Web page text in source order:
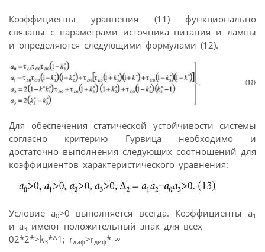
Коэффициенты уравнения (11) функционально
связаны с параметрами источника питания и лампы
и определяются следующими формулами (12).
Для обеспечения статической устойчивости системы
согласно критерию Гурвица необходимо и
достаточно выполнения следующих соотношений для
коэффициентов характеристического уравнения:
Условие a0>0 выполняется всегда. Коэффициенты a1
и a3 имеют положительный знак для всех
02*2*>k3*^1; rдиф>rдиф*-∞